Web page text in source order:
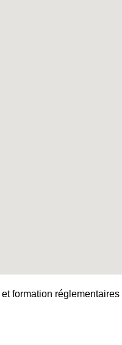
formation